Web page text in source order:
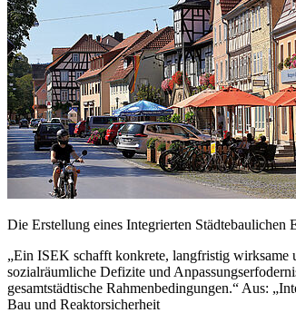
Die Erstellung eines Integrierten Städtebaulichen
„Ein ISEK schafft konkrete, langfristig wirksame
sozialräumliche Defizite und
gesamtstädtische Rahmenbedingungen.“ Aus:
Bau und Reaktorsicherheit